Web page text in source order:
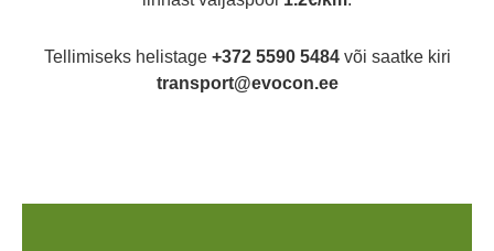
Tellimiseks helistage +372 5590 5484või saatke kiri
transport@evocon.ee